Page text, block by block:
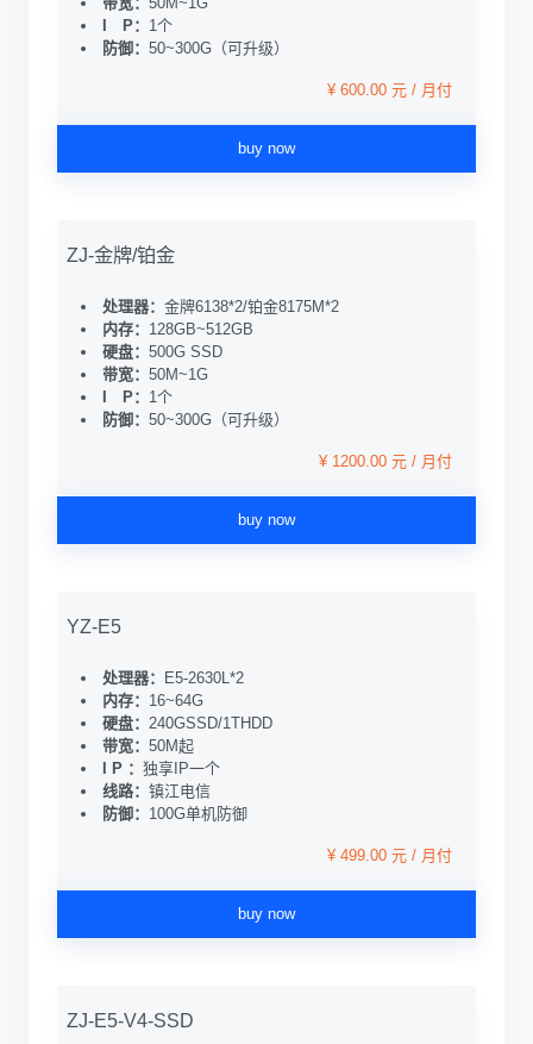
I P： 1个
防御： 50~300G（可升级）
¥ 600.00 元 / 月付
buy now
ZJ-金牌/铂金
处理器： 金牌6138*2/铂金8175M*2
内存： 128GB~512GB
硬盘： 500G SSD
带宽： 50M~1G
I P： 1个
防御： 50~300G（可升级）
¥ 1200.00 元 / 月付
buy now
YZ-E5
处理器：
E5-2630L*2
内存： 16~64G
硬盘： 240GSSD/1THDD
带宽： 50M起
I P ： 独享IP一个
线路： 镇江电信
防御： 100G单机防御
¥ 499.00 元 / 月付
buy now
ZJ-E5-V4-SSD